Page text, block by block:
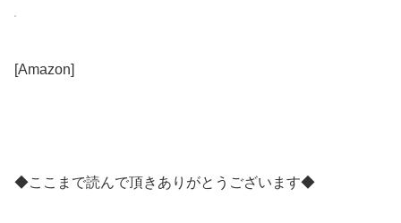
[Amazon]
◆ここまで読んで頂きありがとうございます◆